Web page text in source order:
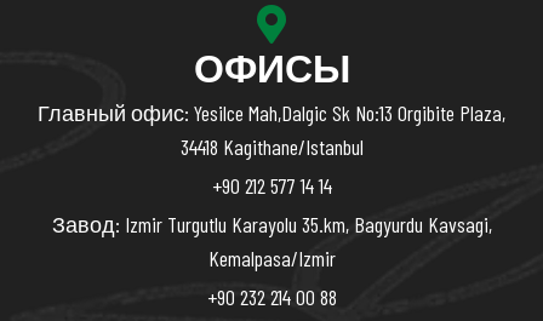
ОФИСЫ
Главный офис: Yesilce Mah,Dalgic Sk No:13 Orgibite Plaza,
34418 Kagithane/Istanbul
+90 212 577 14 14
Завод: Izmir Turgutlu Karayolu 35.km, Bagyurdu Kavsagi,
Kemalpasa/Izmir
+90 232 214 00 88